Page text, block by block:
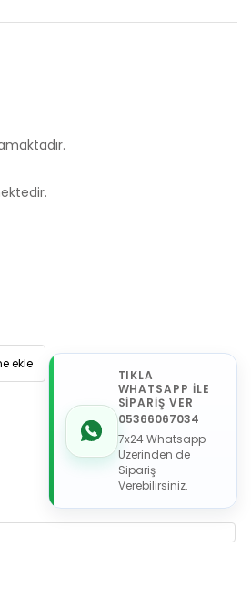
ekle
TIKLA
WHATSAPP İLE
SİPARİŞ VER
05366067034
7x24 Whatsapp
Üzerinden de
Sipariş
Verebilirsiniz.